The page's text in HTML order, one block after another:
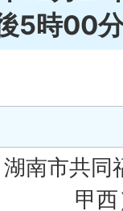
5時00
湖南市共同
甲